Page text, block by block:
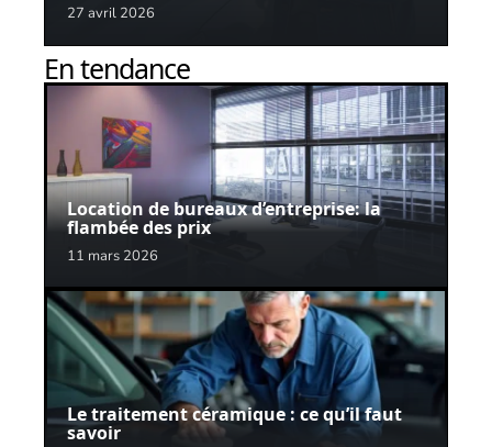
27 avril 2026
En tendance
Location de bureaux d’entreprise: la
flambée des prix
11 mars 2026
Le traitement céramique : ce qu’il faut
savoir